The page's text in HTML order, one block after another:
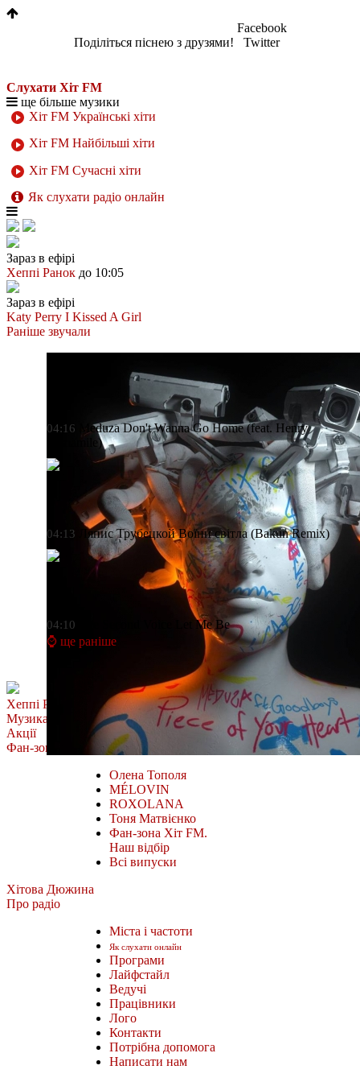
Поділіться піснею з друзями!
Facebook
Twitter
Слухати Хіт FM
ще більше музики
Хіт FM Українські хіти
Хіт FM Найбільші хіти
Хіт FM Сучасні хіти
Як слухати радіо онлайн
Зараз в ефірі
Хеппі Ранок до 10:05
Зараз в ефірі
Katy Perry I Kissed A Girl
Раніше звучали
04:16 Meduza Don't Wanna Go Home (feat. Henry
Camamile)
04:13 Ляпис Трубецкой Воїни світла (Bakun Remix)
04:10
Let Me Be
⌚ ще раніше
Хеппі Ранок
Музика
Акції
Фан-зона
Олена Тополя
MÉLOVIN
ROXOLANA
Тоня Матвієнко
Фан-зона Хіт FM.
Наш відбір
Всі випуски
Хітова Дюжина
Про радіо
Міста і частоти
Як слухати онлайн
Програми
Лайфстайл
Ведучі
Працівники
Лого
Контакти
Потрібна допомога
Написати нам